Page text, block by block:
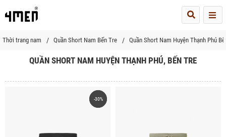
Thời trang nam Quần Short Nam Bến Tre Quần Short Nam Huyện Thạnh Phú
QUẦN SHORT NAM HUYỆN THẠNH PHÚ, BẾN TRE
-30%
-30%